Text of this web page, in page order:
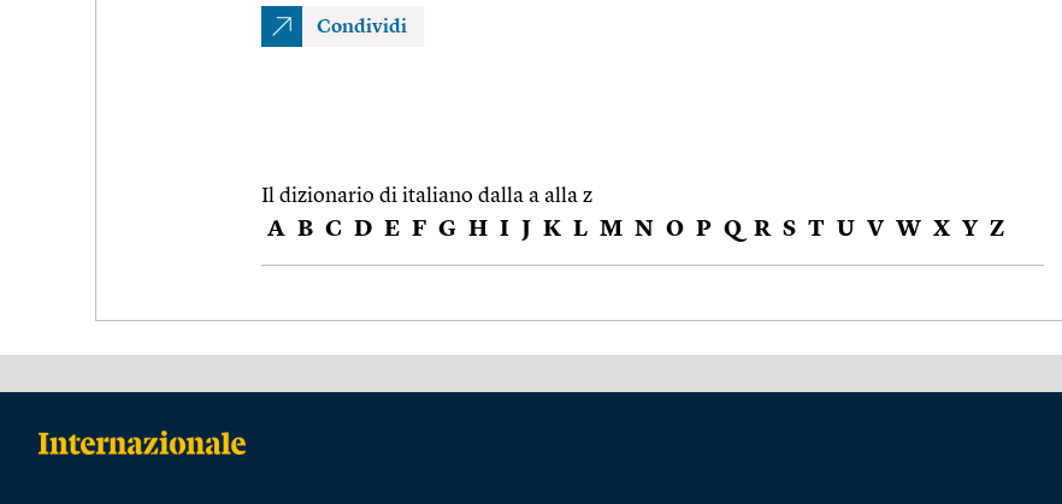
Condividi
Il dizionario di italiano dalla a alla z
A B C D E F G H I J K L M N O P Q R S T U V W X Y Z